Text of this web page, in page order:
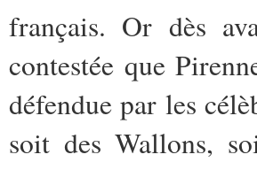
français. Or dès
contestée que
défendue par les
soit des Wallons,